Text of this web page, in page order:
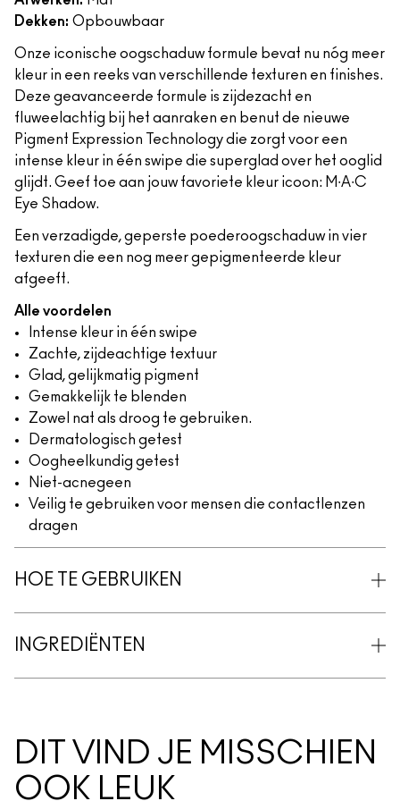
Dekken: Opbouwbaar
Onze iconische oogschaduw formule bevat nu nóg meer
kleur in een reeks van verschillende texturen en finishes.
Deze geavanceerde formule is zijdezacht en
fluweelachtig bij het aanraken en benut de nieuwe
Pigment Expression Technology die zorgt voor een
intense kleur in één swipe die superglad over het ooglid
glijdt. Geef toe aan jouw favoriete kleur icoon: M∙A∙C
Eye Shadow.
Een verzadigde, geperste poederoogschaduw in vier
texturen die een nog meer gepigmenteerde kleur
afgeeft.
Alle voordelen
Intense kleur in één swipe
Zachte, zijdeachtige textuur
Glad, gelijkmatig pigment
Gemakkelijk te blenden
Zowel nat als droog te gebruiken.
Dermatologisch getest
Oogheelkundig getest
Niet-acnegeen
Veilig te gebruiken voor mensen die contactlenzen
dragen
HOE TE GEBRUIKEN
INGREDIËNTEN
DIT VIND JE MISSCHIEN
OOK LEUK